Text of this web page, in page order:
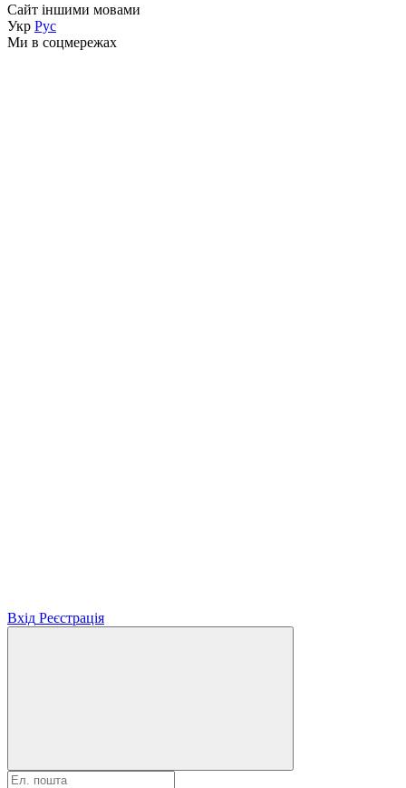
Сайт іншими мовами
Укр Рус
Ми в соцмережах
Вхід Реєстрація